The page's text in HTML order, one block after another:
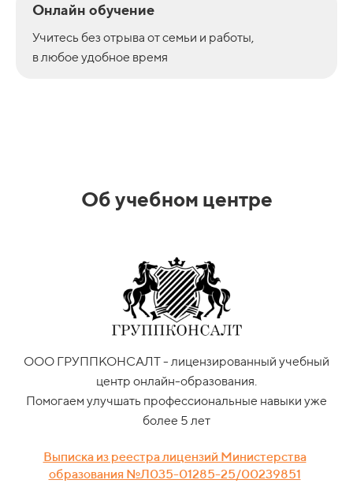
Онлайн обучение
Учитесь без отрыва от семьи и работы,
в любое удобное время
Об учебном центре
ООО ГРУППКОНСАЛТ - лицензированный учебный
центр онлайн-образования.
Помогаем улучшать профессиональные навыки уже
более 5 лет
Выписка из реестра лицензий Министерства
образования №Л035-01285-25/00239851